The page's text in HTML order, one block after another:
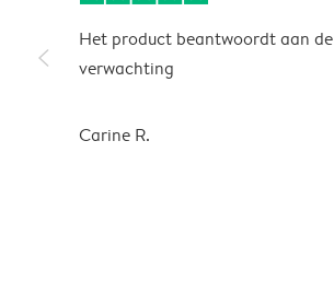
slim_arrow_left
Het product beantwoordt aan de
verwachting
Carine R.